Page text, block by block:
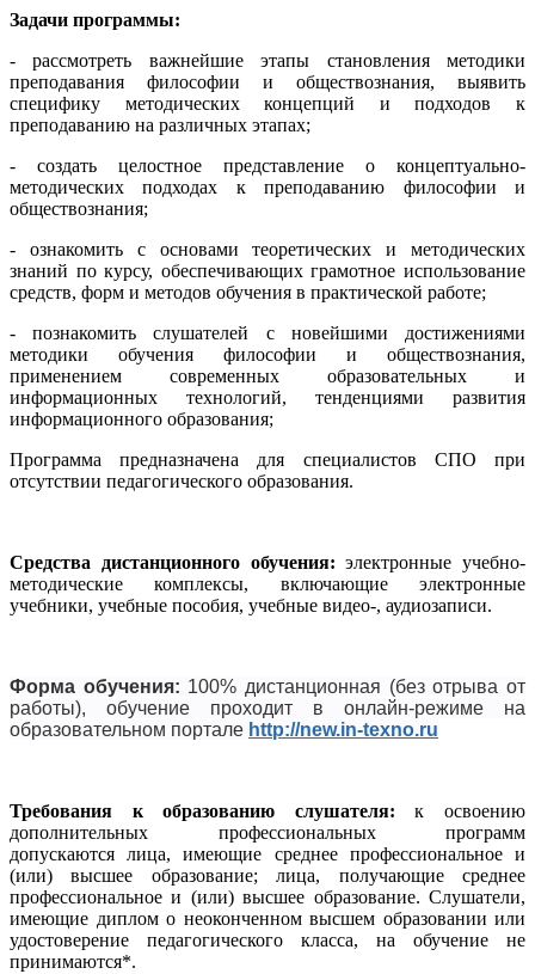
Задачи программы:
- рассмотреть важнейшие этапы становления методики
преподавания философии и обществознания, выявить
специфику методических концепций и подходов к
преподаванию на различных этапах;
- создать целостное представление о концептуально-
методических подходах к преподаванию философии и
обществознания;
- ознакомить с основами теоретических и методических
знаний по курсу, обеспечивающих грамотное использование
средств, форм и методов обучения в практической работе;
- познакомить слушателей с новейшими достижениями
методики обучения философии и обществознания,
применением современных образовательных и
информационных технологий, тенденциями развития
информационного образования;
Программа предназначена для специалистов СПО при
отсутствии педагогического образования.
Средства дистанционного обучения: электронные учебно-
методические комплексы, включающие электронные
учебники, учебные пособия, учебные видео-, аудиозаписи.
Форма обучения: 100% дистанционная (без отрыва от
работы), обучение проходит в онлайн-режиме на
образовательном портале http://new.in-texno.ru
Требования к образованию слушателя: к освоению
дополнительных профессиональных программ
допускаются лица, имеющие среднее профессиональное и
(или) высшее образование; лица, получающие среднее
профессиональное и (или) высшее образование. Слушатели,
имеющие диплом о неоконченном высшем образовании или
удостоверение педагогического класса, на обучение не
принимаются*.